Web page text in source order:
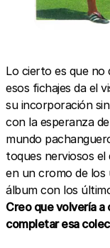
Lo cierto es que no
esos fichajes da el
su incorporación
con la esperanza
mundo
toques nerviosos
en un cromo de los
álbum con los
Creo que volvería a
completar esa